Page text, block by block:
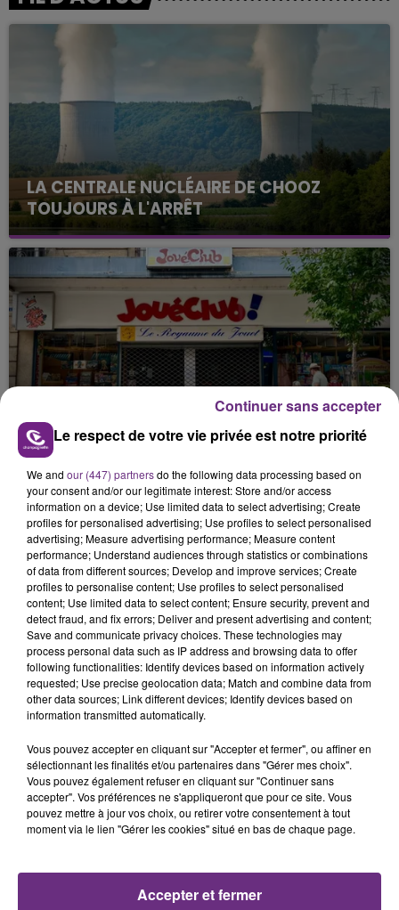
LA CENTRALE NUCLÉAIRE DE CHOOZ
TOUJOURS À L'ARRÊT
Cela fait déjà une semaine que la centrale
nucléaire ardennaise est à l'arrêt. Une situation
justifiée par la sécheresse intense qui est toujours
présente.
LE MAGASIN JOUÉCLUB DE REIMS FERME
SES PORTES
C'était l'une des institutions du centre-ville
rémois. Le magasin JouéClub est contraint de
fermer ses portes.
TITRES DIFFUSÉS
21h19
21h19
DUA LIPA
Houdini
21h16
21h16
ORIA
Soiree Mondaine
21h11
21h11 21h08
21h08
Le respect de votre vie privée est notre priorité
We and our (447) partnersdo the following data processing based on
your consent and/or our legitimate interest: Store and/or access
information on a device; Use limited data to select advertising; Create
profiles for personalised advertising; Use profiles to select personalised
advertising; Measure advertising performance; Measure content
performance; Understand audiences through statistics or combinations
of data from different sources; Develop and improve services; Create
profiles to personalise content; Use profiles to select personalised
content; Use limited data to select content; Ensure security, prevent and
detect fraud, and fix errors; Deliver and present advertising and content;
Save and communicate privacy choices. These technologies may
process personal data such as IP address and browsing data to offer
following functionalities: Identify devices based on information actively
requested; Use precise geolocation data; Match and combine data from
other data sources; Link different devices; Identify devices based on
information transmitted automatically.
Vous pouvez accepter en cliquant sur "Accepter et fermer", ou affiner en
sélectionnant les finalités et/ou partenaires dans "Gérer mes choix".
Vous pouvez également refuser en cliquant sur "Continuer sans
accepter". Vos préférences ne s'appliqueront que pour ce site. Vous
pouvez mettre à jour vos choix, ou retirer votre consentement à tout
moment via le lien "Gérer les cookies" situé en bas de chaque page.
Accepter et fermer
Continuer sans accepter